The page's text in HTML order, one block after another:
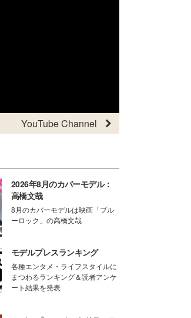
YouTube Channel
2026年8月のカバーモデル：
高橋文哉
8月のカバーモデルは映画「ブル
ーロック」の高橋文哉
モデルプレスランキング
各種エンタメ・ライフスタイルに
まつわるランキング＆読者アンケ
ート結果を発表